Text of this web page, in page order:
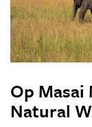
Op Masai
Natural